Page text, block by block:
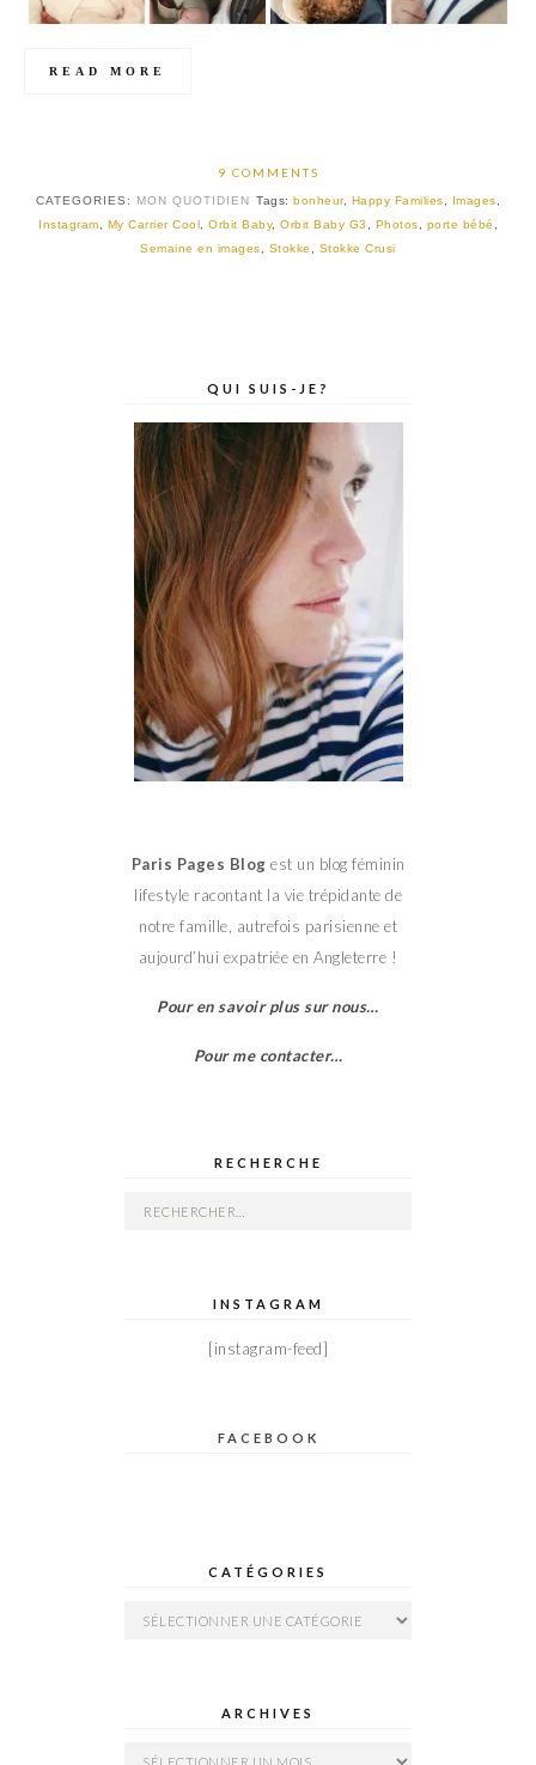
READ MORE
9 COMMENTS
CATEGORIES: MON QUOTIDIEN Tags: bonheur, Happy Families Images
Instagram
My Carrier Cool Orbit Baby, Orbit Baby G3 Photos porte bébé
Semaine en images
Stokke Stokke Crusi
QUI SUIS-JE?
Paris Pages Blog est un blog féminin
lifestyle racontant la vie trépidante de
notre famille, autrefois parisienne et
aujourd’hui expatriée en Angleterre !
Pour en savoir plus sur nous…
Pour me contacter…
RECHERCHE
Rechercher :
INSTAGRAM
[instagram-feed]
FACEBOOK
CATÉGORIES
Catégories
ARCHIVES
Archives